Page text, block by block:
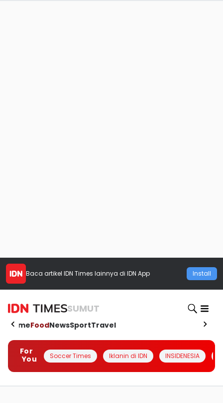
Baca artikel IDN Times lainnya di IDN App Install
SUMUT
HomeFoodNewsSportTravel
For
You
Soccer Times Iklanin di IDN INSIDENESIA